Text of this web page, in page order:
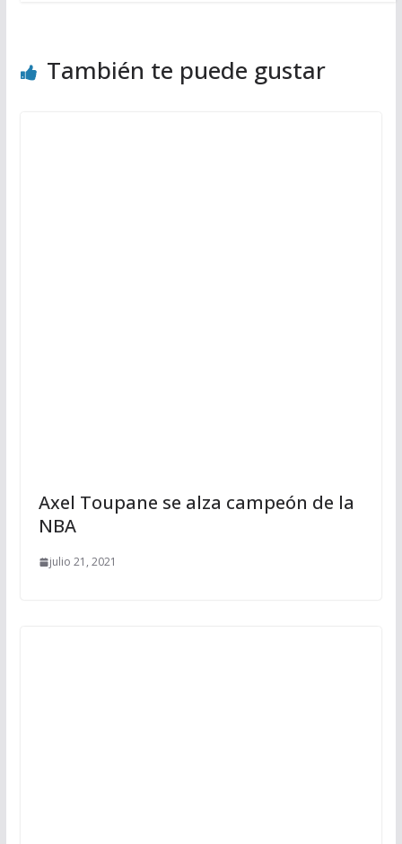
También te puede gustar
Axel Toupane se alza campeón de la
NBA
julio 21, 2021